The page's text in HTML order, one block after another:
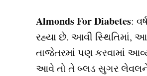
Almonds For Diabetes:
રહ્યા છે. આવી
તાજેતરમાં પણ કરવામાં
આવે તો તે બ્લડ સુગર